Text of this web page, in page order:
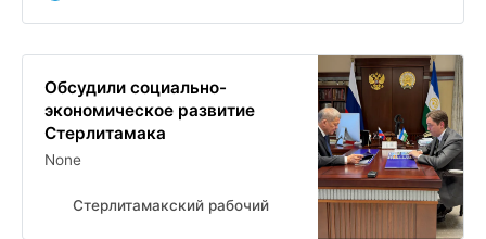
Обсудили социально-
экономическое развитие
Стерлитамака
None
Стерлитамакский рабочий